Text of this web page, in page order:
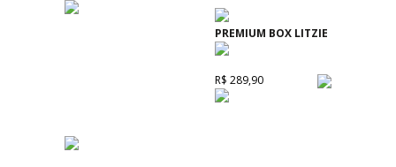
PREMIUM BOX LITZIE
R$ 289,90